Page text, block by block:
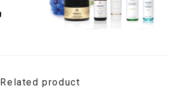
Related product